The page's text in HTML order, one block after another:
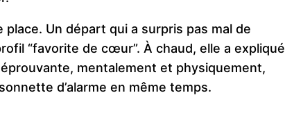
Un départ qui a surpris pas mal de
“favorite de cœur”. À chaud, elle a expliqué
mentalement et physiquement,
d’alarme en même temps.